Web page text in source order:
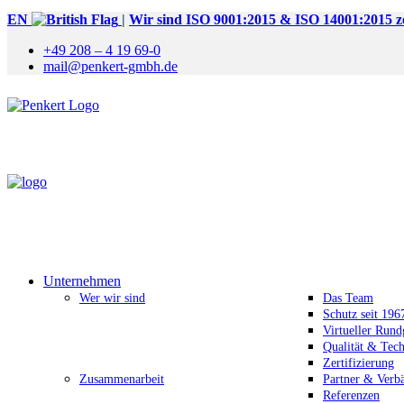
EN | Wir sind ISO 9001:2015 & ISO 14001:2015
+49 208 – 4 19 69-0
mail@penkert-gmbh.de
Unternehmen
Wer wir sind
Das Team
Schutz seit
Virtueller
Qualität &
Zertifizierung
Zusammenarbeit
Partner &
Referenzen